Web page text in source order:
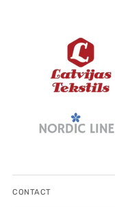
CONTACT